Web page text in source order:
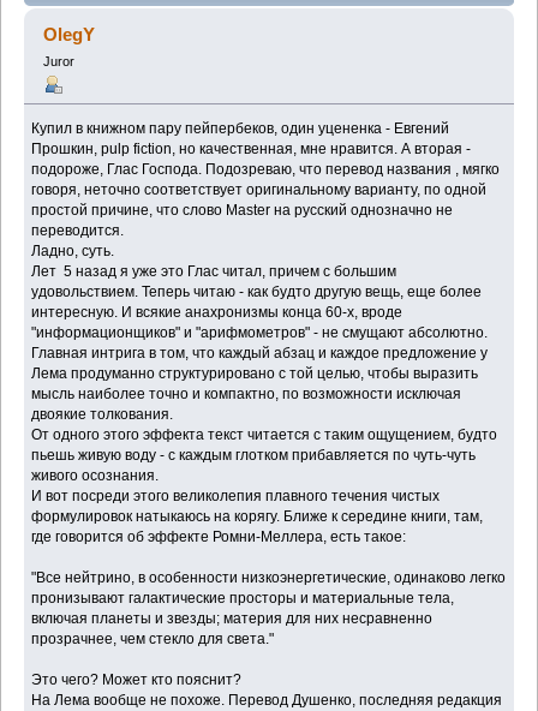
переводчиков? (шутка юмора) (Przeczytany 90531
razy)
OlegY
Juror
Купил в книжном пару пейпербеков, один уцененка - Евгений
Прошкин, pulp fiction, но качественная, мне нравится. А вторая -
подороже, Глас Господа. Подозреваю, что перевод названия , мягко
говоря, неточно соответствует оригинальному варианту, по одной
простой причине, что слово Master на русский однозначно не
переводится.
Ладно, суть.
Лет 5 назад я уже это Глас читал, причем с большим
удовольствием. Теперь читаю - как будто другую вещь, еще более
интересную. И всякие анахронизмы конца 60-х, вроде
"информационщиков" и "арифмометров" - не смущают абсолютно.
Главная интрига в том, что каждый абзац и каждое предложение у
Лема продуманно структурировано с той целью, чтобы выразить
мысль наиболее точно и компактно, по возможности исключая
двоякие толкования.
От одного этого эффекта текст читается с таким ощущением, будто
пьешь живую воду - с каждым глотком прибавляется по чуть-чуть
живого осознания.
И вот посреди этого великолепия плавного течения чистых
формулировок натыкаюсь на корягу. Ближе к середине книги, там,
где говорится об эффекте Ромни-Меллера, есть такое:
"Все нейтрино, в особенности низкоэнергетические, одинаково легко
пронизывают галактические просторы и материальные тела,
включая планеты и звезды; материя для них несравненно
прозрачнее, чем стекло для света."
Это чего? Может кто пояснит?
На Лема вообще не похоже. Перевод Душенко, последняя редакция